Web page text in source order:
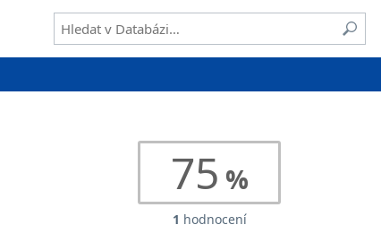
75
1 hodnocení